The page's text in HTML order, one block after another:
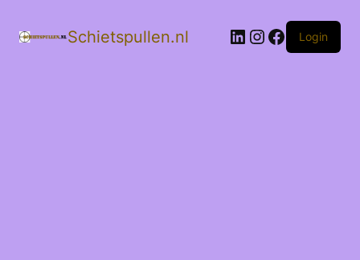
Schietspullen.nl LinkedIn
Instagram
Facebook
Login